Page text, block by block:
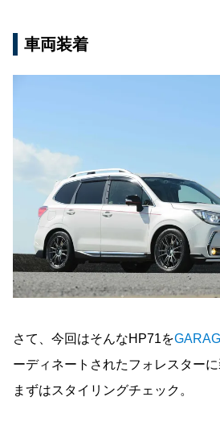
車両装着
さて、今回はそんなHP71を
ーディネートされたフォレスターに
まずはスタイリングチェック。